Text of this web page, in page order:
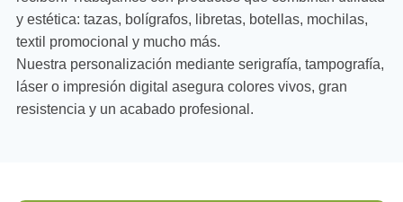
y estética: tazas, bolígrafos, libretas, botellas, mochilas,
textil promocional y mucho más.
Nuestra personalización mediante serigrafía, tampografía,
láser o impresión digital asegura colores vivos, gran
resistencia y un acabado profesional.